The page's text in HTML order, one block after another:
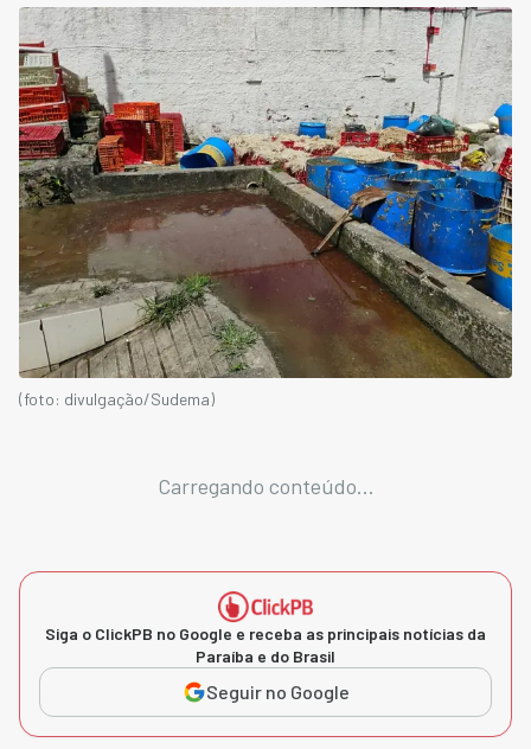
(foto: divulgação/Sudema)
Carregando conteúdo...
Siga o ClickPB no Google e receba as principais notícias da
Paraíba e do Brasil
Seguir no Google